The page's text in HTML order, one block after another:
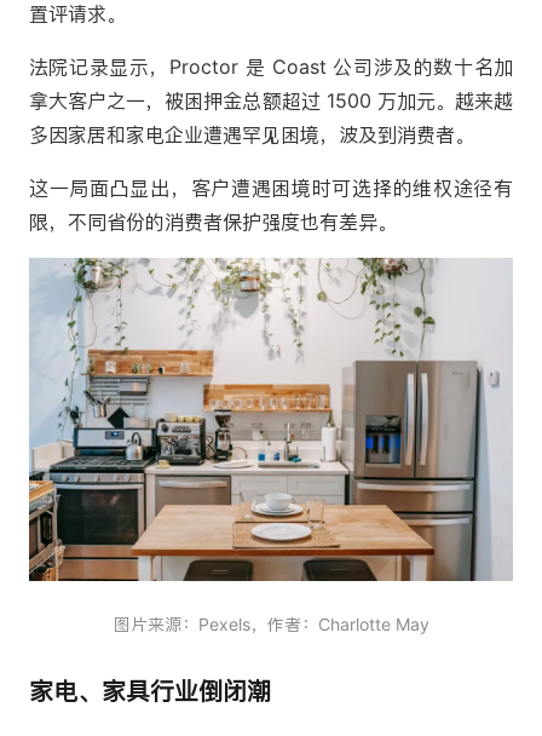
置评请求。
法院记录显示，Proctor 是 Coast 公司涉及的数十名加
拿大客户之一，被困押金总额超过 1500 万加元。越来越
多因家居和家电企业遭遇罕见困境，波及到消费者。
这一局面凸显出，客户遭遇困境时可选择的维权途径有
限，不同省份的消费者保护强度也有差异。
图片来源：Pexels，作者：Charlotte May
家电、家具行业倒闭潮